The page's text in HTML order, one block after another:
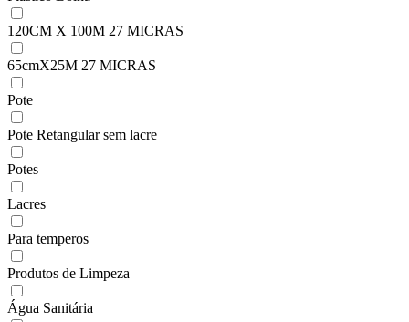
120CM X 100M 27 MICRAS
65cmX25M 27 MICRAS
Pote
Pote Retangular sem lacre
Potes
Lacres
Para temperos
Produtos de Limpeza
Água Sanitária